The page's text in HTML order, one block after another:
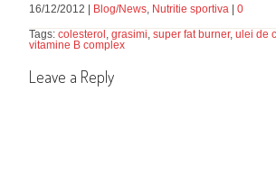
16/12/2012 | Blog/News, Nutritie sportiva |0
Tags:colesterol ,grasimi,super fat burner,ulei de
vitamine B complex
Leave a Reply